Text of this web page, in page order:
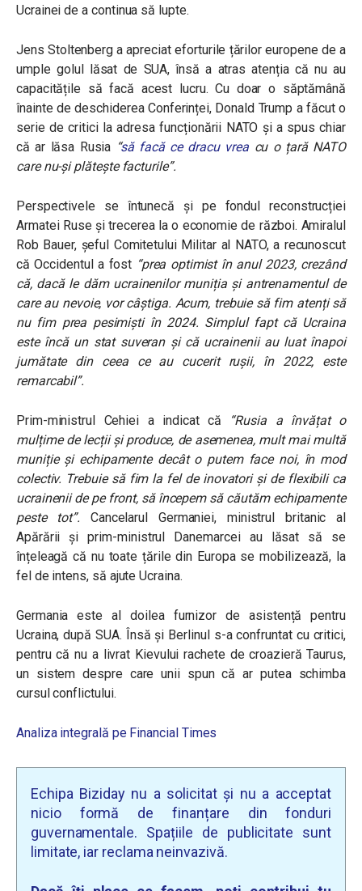
Ucrainei de a continua să lupte.
Jens Stoltenberg a apreciat eforturile țărilor europene de a
umple golul lăsat de SUA, însă a atras atenția că nu au
capacitățile să facă acest lucru. Cu doar o săptămână
înainte de deschiderea Conferinței, Donald Trump a făcut o
serie de critici la adresa funcționării NATO și a spus chiar
că ar lăsa Rusia “să facă ce dracu vrea cu o țară NATO
care nu-și plătește facturile”.
Perspectivele se întunecă și pe fondul reconstrucției
Armatei Ruse și trecerea la o economie de război. Amiralul
Rob Bauer, șeful Comitetului Militar al NATO, a recunoscut
că Occidentul a fost “prea optimist în anul 2023, crezând
că, dacă le dăm ucrainenilor muniția și antrenamentul de
care au nevoie, vor câștiga. Acum, trebuie să fim atenți să
nu fim prea pesimiști în 2024. Simplul fapt că Ucraina
este încă un stat suveran și că ucrainenii au luat înapoi
jumătate din ceea ce au cucerit rușii, în 2022, este
remarcabil”.
Prim-ministrul Cehiei a indicat că
“Rusia a învățat o
mulțime de lecții și produce, de asemenea, mult mai multă
muniție și echipamente decât o putem face noi, în mod
colectiv. Trebuie să fim la fel de inovatori și de flexibili ca
ucrainenii de pe front, să începem să căutăm echipamente
peste tot”. Cancelarul Germaniei, ministrul britanic al
Apărării și prim-ministrul Danemarcei au lăsat să se
înțeleagă că nu toate țările din Europa se mobilizează, la
fel de intens, să ajute Ucraina.
Germania este al doilea furnizor de asistență pentru
Ucraina, după SUA. Însă și Berlinul s-a confruntat cu critici,
pentru că nu a livrat Kievului rachete de croazieră Taurus,
un sistem despre care unii spun că ar putea schimba
cursul conflictului.
Analiza integrală pe Financial Times
Echipa Biziday nu a solicitat și nu a acceptat
nicio formă de finanțare din fonduri
guvernamentale. Spațiile de publicitate sunt
limitate, iar reclama neinvazivă.